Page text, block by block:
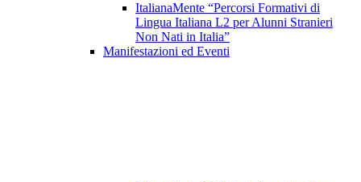
ItalianaMente “Percorsi Formativi di
Lingua Italiana L2 per Alunni Stranieri
Non Nati in Italia”
Manifestazioni ed Eventi